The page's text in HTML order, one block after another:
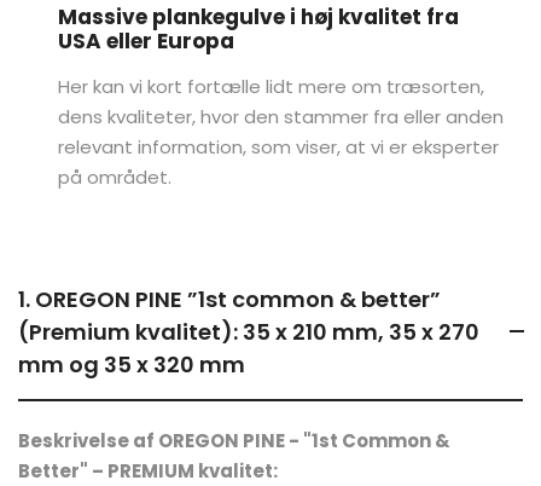
Massive plankegulve i høj kvalitet fra
USA eller Europa
Her kan vi kort fortælle lidt mere om træsorten,
dens kvaliteter, hvor den stammer fra eller anden
relevant information, som viser, at vi er eksperter
på området.
1. OREGON PINE ”1st common & better”
(Premium kvalitet): 35 x 210 mm, 35 x 270
mm og 35 x 320 mm
Beskrivelse af OREGON PINE - "1st Common &
Better" – PREMIUM kvalitet: